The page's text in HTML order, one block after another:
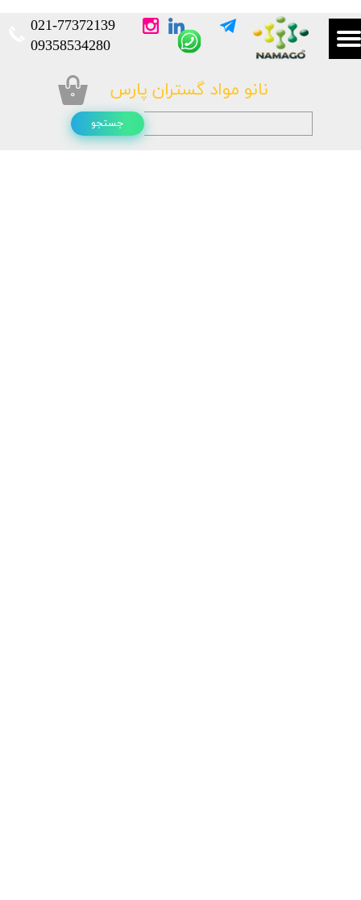
نانو مواد گستران پارس
021-77372139​​​​​​​
​​​​​​​09358534280
جستجو
۰